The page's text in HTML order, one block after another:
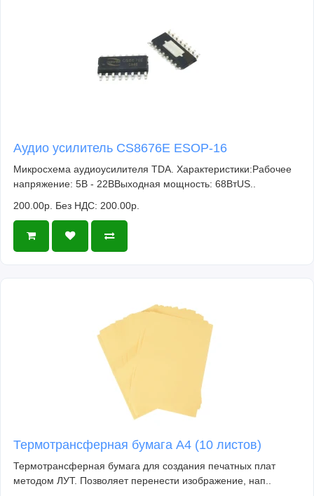
Аудио усилитель CS8676E ESOP-16
Микросхема аудиоусилителя TDA. Характеристики:Рабочее
напряжение: 5В - 22ВВыходная мощность: 68ВтUS..
200.00р. Без НДС: 200.00р.
Термотрансферная бумага А4 (10 листов)
Термотрансферная бумага для создания печатных плат
методом ЛУТ. Позволяет перенести изображение, нап..